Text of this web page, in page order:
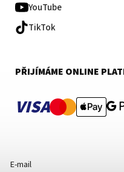
YouTube
TikTok
PŘIJÍMÁME ONLINE
VISA
E-mail